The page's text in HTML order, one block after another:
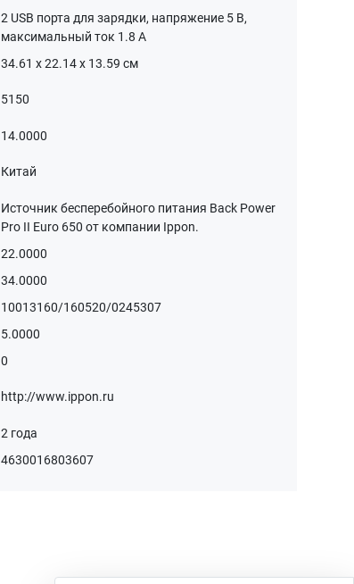
2 USB порта для зарядки, напряжение 5 В,
максимальный ток 1.8 А
34.61 x 22.14 x 13.59 см
5150
14.0000
Китай
Источник бесперебойного питания Back Power
Pro II Euro 650 от компании Ippon.
22.0000
34.0000
10013160/160520/0245307
5.0000
0
http://www.ippon.ru
2 года
4630016803607